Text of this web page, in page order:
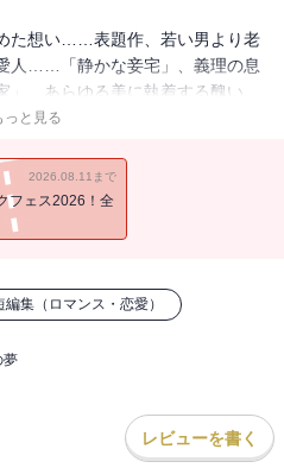
た想い……表題作、若い男より老
人……「静かな妾宅」、義理の息
、あらゆる美に執着する醜い
年の力強い手の感触に惹かれて
ティシズムの世界を描いた６篇を
描き続けてきた著者ならではの短
っと見る
2026.08.11まで
フェス2026！全
編集（ロマンス・恋愛）
レビューを書く